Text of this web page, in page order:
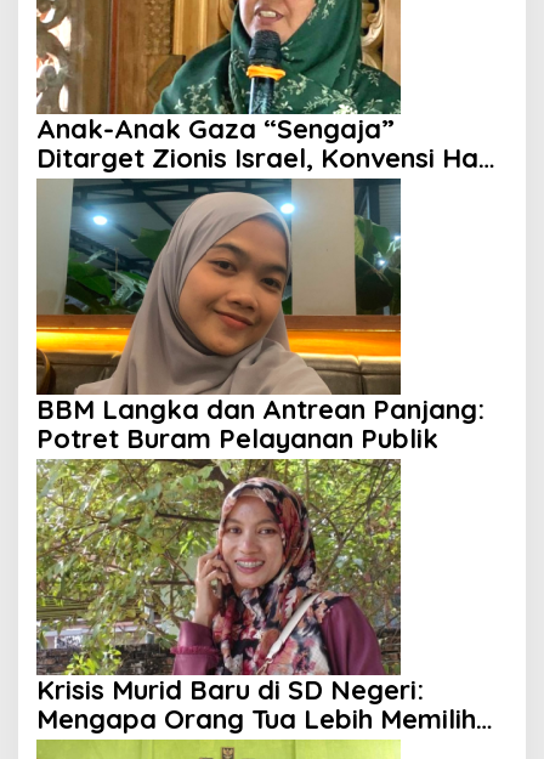
Anak-Anak Gaza “Sengaja”
Ditarget Zionis Israel, Konvensi Hak
Anak Tak Berdaya
BBM Langka dan Antrean Panjang:
Potret Buram Pelayanan Publik
Krisis Murid Baru di SD Negeri:
Mengapa Orang Tua Lebih Memilih
Sekolah Swasta?